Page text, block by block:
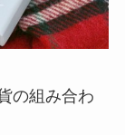
の組み合わ